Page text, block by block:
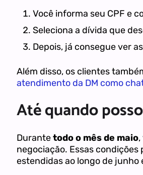
Você informa seu CPF e
Seleciona a dívida que
Depois, já consegue ver
Além disso, os clientes
atendimento da DM como
Até quando
Durantetodo o mês de maio,
negociação. Essas
estendidas ao longo de